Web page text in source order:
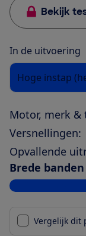
Bekijk
In de uitvoering
Hoge instap
Motor, merk &
Versnellingen:
Opvallende
Brede
Bekijk alle
Vergelijk dit